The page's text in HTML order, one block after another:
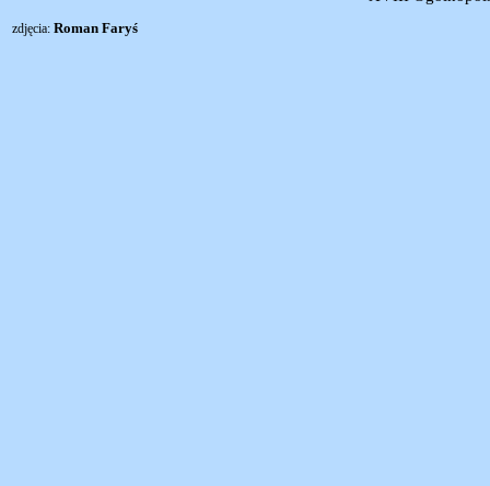
zdjęcia: Roman Faryś